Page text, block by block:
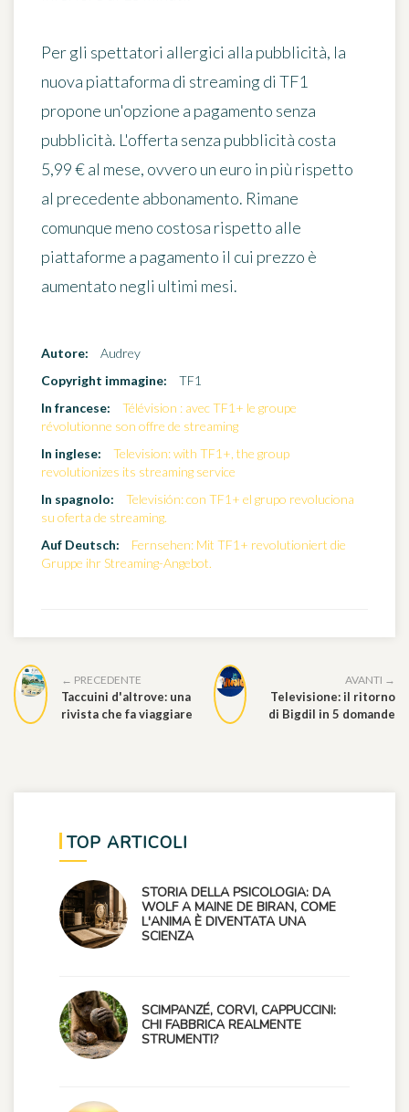
Per gli spettatori allergici alla pubblicità, la
nuova piattaforma di streaming di TF1
propone un'opzione a pagamento senza
pubblicità. L'offerta senza pubblicità costa
5,99 € al mese, ovvero un euro in più rispetto
al precedente abbonamento. Rimane
comunque meno costosa rispetto alle
piattaforme a pagamento il cui prezzo è
aumentato negli ultimi mesi.
Autore:
Audrey
Copyright immagine:
TF1
In francese:
Télévision : avec TF1+ le groupe
révolutionne son offre de streaming
In inglese:
Television: with TF1+, the group
revolutionizes its streaming service
In spagnolo:
Televisión: con TF1+ el grupo revoluciona
su oferta de streaming.
Auf Deutsch:
Fernsehen: Mit TF1+ revolutioniert die
Gruppe ihr Streaming-Angebot.
← PRECEDENTE
Taccuini d'altrove: una
rivista che fa viaggiare
AVANTI →
Televisione: il ritorno
di Bigdil in 5 domande
TOP ARTICOLI
STORIA DELLA PSICOLOGIA: DA
WOLF A MAINE DE BIRAN, COME
L'ANIMA È DIVENTATA UNA
SCIENZA
SCIMPANZÉ, CORVI, CAPPUCCINI:
CHI FABBRICA REALMENTE
STRUMENTI?